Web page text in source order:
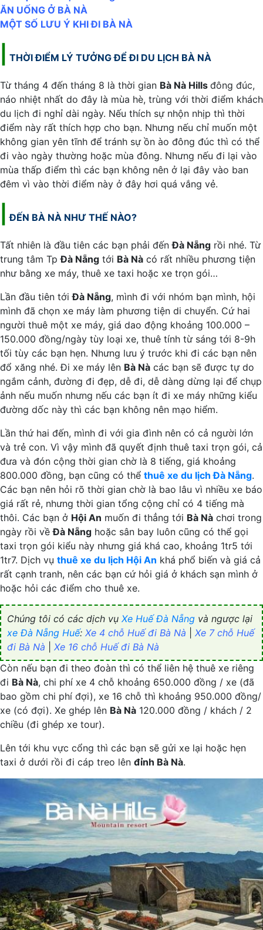
ĂN UỐNG Ở BÀ NÀ
MỘT SỐ LƯU Ý KHI ĐI BÀ NÀ
THỜI ĐIỂM LÝ TƯỞNG ĐỂ ĐI DU LỊCH BÀ NÀ
Từ tháng 4 đến tháng 8 là thời gian Bà Nà Hills đông đúc,
náo nhiệt nhất do đây là mùa hè, trùng với thời điểm khách
du lịch đi nghỉ dài ngày. Nếu thích sự nhộn nhịp thì thời
điểm này rất thích hợp cho bạn. Nhưng nếu chỉ muốn một
không gian yên tĩnh để tránh sự ồn ào đông đúc thì có thể
đi vào ngày thường hoặc mùa đông. Nhưng nếu đi lại vào
mùa thấp điểm thì các bạn không nên ở lại đây vào ban
đêm vì vào thời điểm này ở đây hơi quá vắng vẻ.
ĐẾN BÀ NÀ NHƯ THẾ NÀO?
Tất nhiên là đầu tiên các bạn phải đếnĐà Nẵng rồi nhé. Từ
trung tâm TpĐà Nẵng tới Bà Nà có rất nhiều phương tiện
như bằng xe máy, thuê xe taxi hoặc xe trọn gói…
Lần đầu tiên tớiĐà Nẵng, mình đi với nhóm bạn mình, hội
mình đã chọn xe máy làm phương tiện di chuyển. Cứ hai
người thuê một xe máy, giá dao động khoảng 100.000 –
150.000 đồng/ngày tùy loại xe, thuê tính từ sáng tới 8-9h
tối tùy các bạn hẹn. Nhưng lưu ý trước khi đi các bạn nên
đổ xăng nhé. Đi xe máy lên Bà Nà các bạn sẽ được tự do
ngắm cảnh, đường đi đẹp, dễ đi, dễ dàng dừng lại để chụp
ảnh nếu muốn nhưng nếu các bạn ít đi xe máy những kiểu
đường dốc này thì các bạn không nên mạo hiểm.
Lần thứ hai đến, mình đi với gia đình nên có cả người lớn
và trẻ con. Vì vậy mình đã quyết định thuê taxi trọn gói, cả
đưa và đón cộng thời gian chờ là 8 tiếng, giá khoảng
800.000 đồng, bạn cũng có thể thuê xe du lịch Đà Nẵng.
Các bạn nên hỏi rõ thời gian chờ là bao lâu vì nhiều xe báo
giá rất rẻ, nhưng thời gian tổng cộng chỉ có 4 tiếng mà
thôi. Các bạn ở Hội An muốn đi thẳng tới Bà Nà chơi trong
ngày rồi vềĐà Nẵng hoặc sân bay luôn cũng có thể gọi
taxi trọn gói kiểu này nhưng giá khá cao, khoảng 1tr5 tới
1tr7. Dịch vụ thuê xe du lịch Hội An khá phổ biến và giá cả
rất cạnh tranh, nên các bạn cứ hỏi giá ở khách sạn mình ở
hoặc hỏi các điểm cho thuê xe.
Chúng tôi có các dịch vụ Xe Huế Đà Nẵng và ngược lại
xe Đà Nẵng Huế: Xe 4 chỗ Huế đi Bà Nà
Xe 7 chỗ Huế
đi Bà Nà
Xe 16 chỗ Huế đi Bà Nà
Còn nếu bạn đi theo đoàn thì có thể liên hệ thuê xe riêng
đi Bà Nà, chi phí xe 4 chỗ khoảng 650.000 đồng / xe (đã
bao gồm chi phí đợi), xe 16 chỗ thì khoảng 950.000 đồng/
xe (có đợi). Xe ghép lên Bà Nà 120.000 đồng / khách / 2
chiều (đi ghép xe tour).
Lên tới khu vực cổng thì các bạn sẽ gửi xe lại hoặc hẹn
taxi ở dưới rồi đi cáp treo lên đỉnh Bà Nà.